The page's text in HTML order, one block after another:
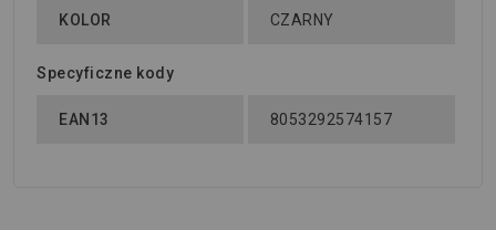
KOLOR CZARNY
Specyficzne kody
EAN13 8053292574157